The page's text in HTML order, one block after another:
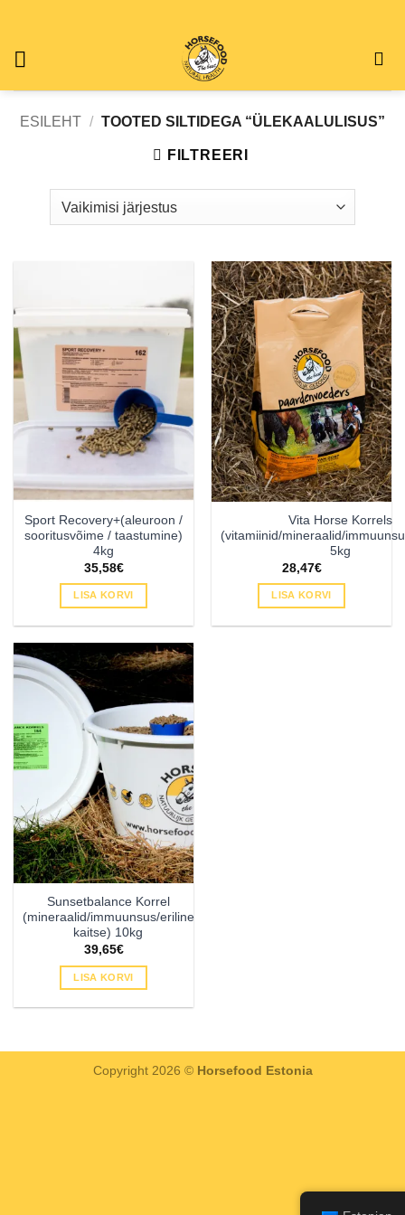
content
ESILEHT / TOOTED SILTIDEGA “ÜLEKAALULISUS”
FILTREERI
Sport Recovery+(aleuroon /
sooritusvõime / taastumine)
4kg
35,58€
LISA KORVI
Vita Horse Korrels
(vitamiinid/mineraalid/
5kg
28,47€
LISA KORVI
Sunsetbalance Korrel
(mineraalid/immuunsus/eriline
kaitse) 10kg
39,65€
LISA KORVI
Copyright 2026 © Horsefood Estonia